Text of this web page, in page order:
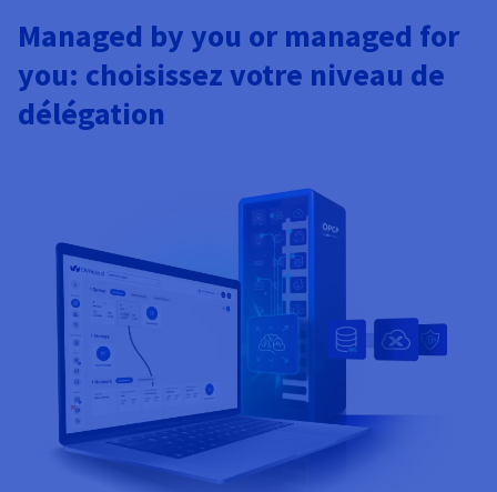
Managed by you or managed for
you: choisissez votre niveau de
délégation